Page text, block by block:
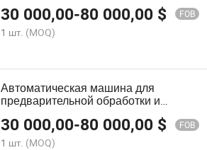
оборудованием
30 000,00-80 000,00 $ FOB
1 шт. (MOQ)
Автоматическая машина для
предварительной обработки и
судостроительных доках, включая
дробеструйную обработку и покраску
30 000,00-80 000,00 $ FOB
1 шт. (MOQ)